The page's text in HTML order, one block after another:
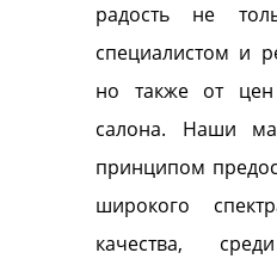
радость не
специалистом и
но также от
салона. Наши
принципом
широкого
качества,